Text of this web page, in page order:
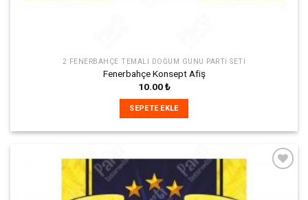
2 FENERBAHÇE TEMALI DOĞUM GÜNÜ PARTI SETI
Fenerbahçe Konsept Afiş
10.00₺
SEPETE EKLE